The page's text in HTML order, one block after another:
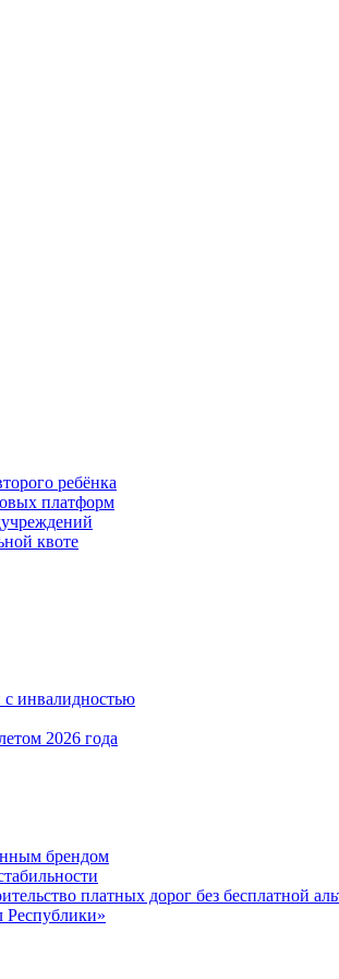
ребёнка
платформ
квоте
с инвалидностью
2026 года
брендом
платных дорог без бесплатной
Республики»